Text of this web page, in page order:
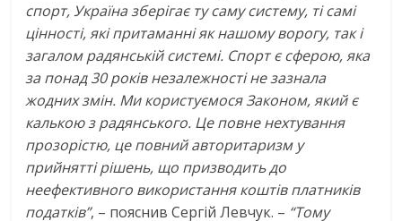
спорт, Україна зберігає ту саму систему, ті самі
цінності, які притаманні як нашому ворогу, так і
загалом радянській системі. Спорт є сферою, яка
за понад 30 років незалежності не зазнала
жодних змін. Ми користуємося Законом, який є
калькою з радянського. Це повне нехтування
прозорістю, це повний авторитаризм у
прийнятті рішень, що призводить до
неефективного використання коштів платників
податків”, – пояснив Сергій Левчук. – “Тому